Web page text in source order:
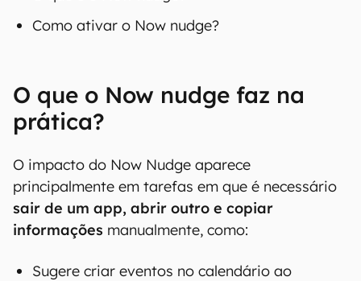
Como ativar o Now nudge?
O que o Now nudge faz na
prática?
O impacto do Now Nudge aparece
principalmente em tarefas em que é necessário
sair de um app, abrir outro e copiar
informações manualmente, como:
Sugere criar eventos no calendário ao